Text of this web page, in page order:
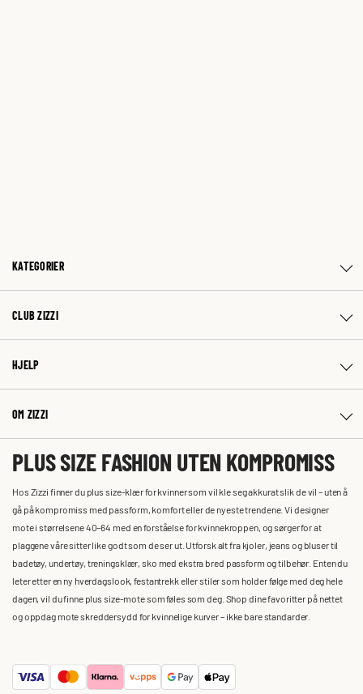
KATEGORIER
CLUB ZIZZI
HJELP
OM ZIZZI
PLUS SIZE FASHION UTEN KOMPROMISS
Hos Zizzi finner du plus size-klær for kvinner som vil kle seg akkurat slik de vil – uten å
gå på kompromiss med passform, komfort eller de nyeste trendene. Vi designer
mote i størrelsene 40–64 med en forståelse for kvinnekroppen, og sørger for at
plaggene våre sitter like godt som de ser ut. Utforsk alt fra kjoler, jeans og bluser til
badetøy, undertøy, treningsklær, sko med ekstra bred passform og tilbehør. Enten du
leter etter en ny hverdagslook, festantrekk eller stiler som holder følge med deg hele
dagen, vil du finne plus size-mote som føles som deg. Shop dine favoritter på nettet
og oppdag mote skreddersydd for kvinnelige kurver – ikke bare standarder.